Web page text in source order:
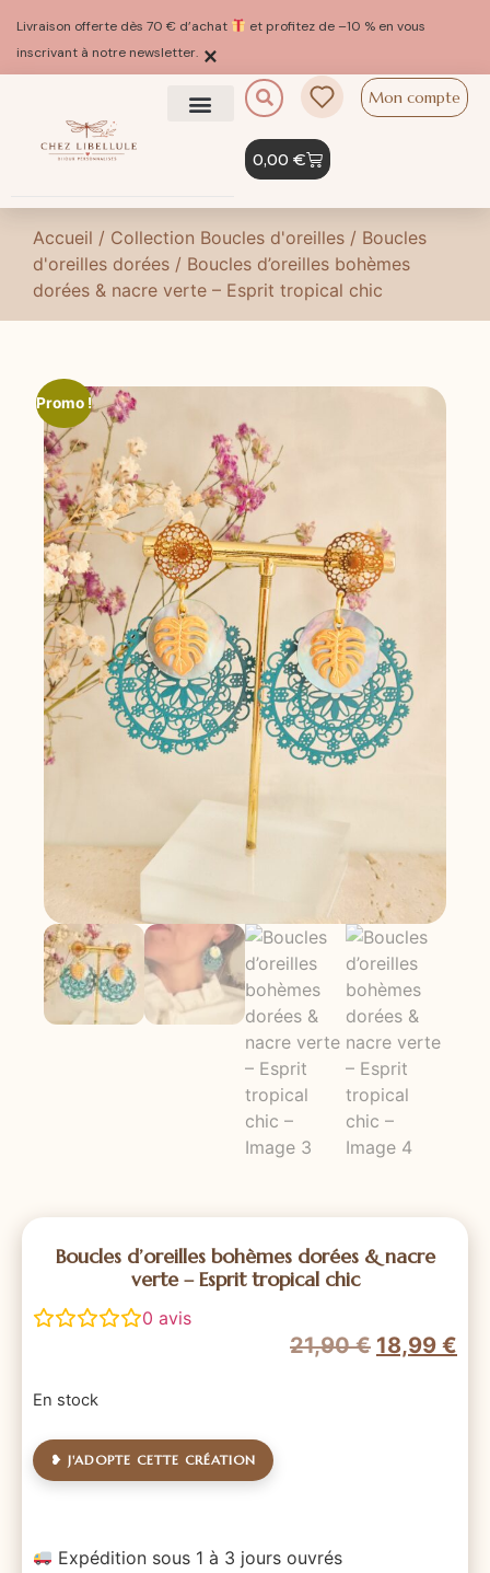
Livraison offerte dès 70 € d’achat
et profitez de –10 % en vous
inscrivant à notre newsletter. ×
Mon compte
0,00 €
Accueil / Collection Boucles d'oreilles / Boucles
d'oreilles dorées / Boucles d’oreilles bohèmes
dorées & nacre verte – Esprit tropical chic
Promo !
Boucles d’oreilles bohèmes dorées & nacre
verte – Esprit tropical chic
0 avis
21,90€ 18,99 €
En stock
❥ J'ADOPTE CETTE CRÉATION
Expédition sous 1 à 3 jours ouvrés